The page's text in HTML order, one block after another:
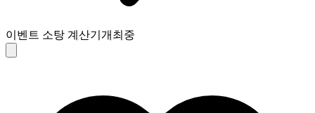
이벤트 소탕 계산기 개최중